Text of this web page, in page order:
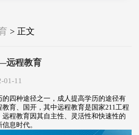
> 正文
远程教育
11
四种途径之一，成人提高学历的途径有
育、国开，其中远程教育是国家211工程
程教育因其自主性、灵活性和快速性的
息时代。